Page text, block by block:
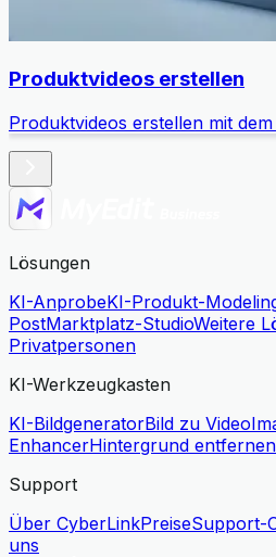
Produktvideos erstellen
Produktvideos erstellen mit
Lösungen
KI-AnprobeKI-Produkt-
PostMarktplatz-StudioWeitere
Privatpersonen
KI-Werkzeugkasten
KI-BildgeneratorBild zu Video
EnhancerHintergrund entfernen
Support
Über CyberLinkPreiseSupport-
uns